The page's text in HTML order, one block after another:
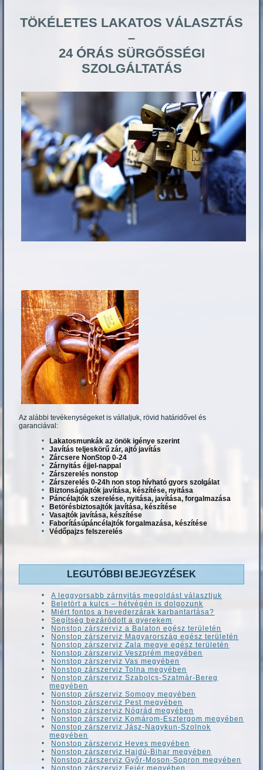
TÖKÉLETES LAKATOS VÁLASZTÁS
–
24 ÓRÁS SÜRGŐSSÉGI
SZOLGÁLTATÁS
Az alábbi tevékenységeket is vállaljuk, rövid határidővel és
garanciával:
Lakatosmunkák az önök igénye szerint
Javítás teljeskörű zár, ajtó javítás
Zárcsere NonStop 0-24
Zárnyitás éjjel-nappal
Zárszerelés nonstop
Zárszerelés 0-24h non stop hívható gyors szolgálat
Biztonságiajtók javítása, készítése, nyitása
Páncélajtók szerelése, nyitása, javítása, forgalmazása
Betörésbiztosajtók javítása, készítése
Vasajtók javítása, készítése
Faborításúpáncélajtók forgalmazása, készítése
Védőpajzs felszerelés
LEGUTÓBBI BEJEGYZÉSEK
A leggyorsabb zárnyitás megoldást választjuk
Beletört a kulcs – hétvégén is dolgozunk
Miért fontos a hevederzárak karbantartása?
Segítség bezáródott a gyerekem
Nonstop zárszerviz a Balaton egész területén
Nonstop zárszerviz Magyarország egész területén
Nonstop zárszerviz Zala megye egész területén
Nonstop zárszerviz Veszprém megyében
Nonstop zárszerviz Vas megyében
Nonstop zárszerviz Tolna megyében
Nonstop zárszerviz Szabolcs-Szatmár-Bereg
megyében
Nonstop zárszerviz Somogy megyében
Nonstop zárszerviz Pest megyében
Nonstop zárszerviz Nógrád megyében
Nonstop zárszerviz Komárom-Esztergom megyében
Nonstop zárszerviz Jász-Nagykun-Szolnok
megyében
Nonstop zárszerviz Heves megyében
Nonstop zárszerviz Hajdú-Bihar megyében
Nonstop zárszerviz Győr-Moson-Sopron megyében
Nonstop zárszerviz Fejér megyében